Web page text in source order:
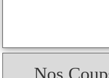
Nos